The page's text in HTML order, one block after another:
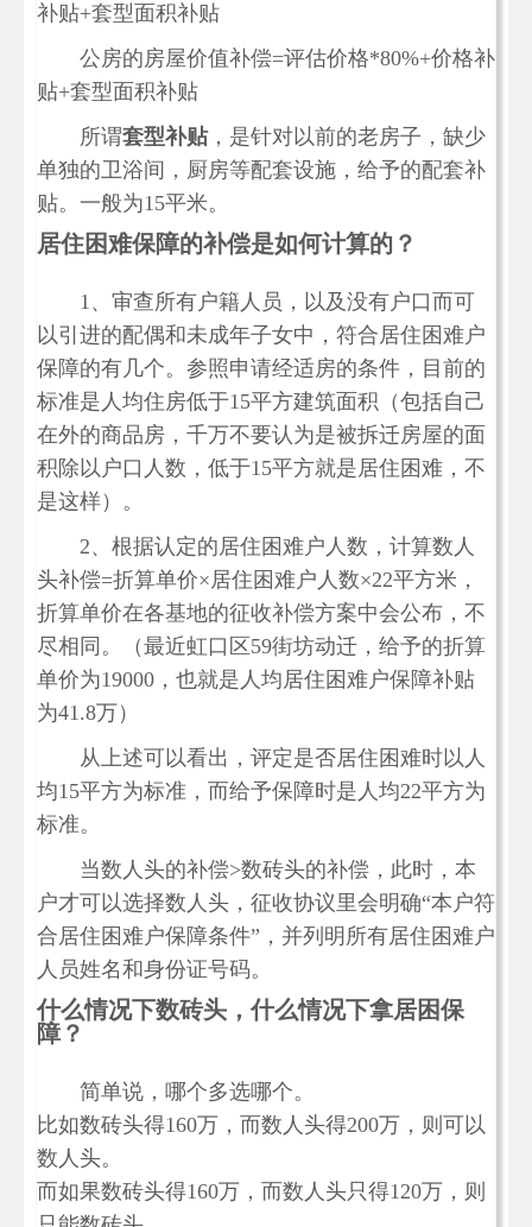
补贴+套型面积补贴
公房的房屋价值补偿=评估价格*80%+价格补
贴+套型面积补贴
所谓套型补贴，是针对以前的老房子，缺少
单独的卫浴间，厨房等配套设施，给予的配套补
贴。一般为15平米。
居住困难保障的补偿是如何计算的？
1、审查所有户籍人员，以及没有户口而可
以引进的配偶和未成年子女中，符合居住困难户
保障的有几个。参照申请经适房的条件，目前的
标准是人均住房低于15平方建筑面积（包括自己
在外的商品房，千万不要认为是被拆迁房屋的面
积除以户口人数，低于15平方就是居住困难，不
是这样）。
2、根据认定的居住困难户人数，计算数人
头补偿=折算单价×居住困难户人数×22平方米，
折算单价在各基地的征收补偿方案中会公布，不
尽相同。（最近虹口区59街坊动迁，给予的折算
单价为19000，也就是人均居住困难户保障补贴
为41.8万）
从上述可以看出，评定是否居住困难时以人
均15平方为标准，而给予保障时是人均22平方为
标准。
当数人头的补偿>数砖头的补偿，此时，本
户才可以选择数人头，征收协议里会明确“本户符
合居住困难户保障条件”，并列明所有居住困难户
人员姓名和身份证号码。
什么情况下数砖头，什么情况下拿居困保
障？
简单说，哪个多选哪个。
比如数砖头得160万，而数人头得200万，则可以
数人头。
而如果数砖头得160万，而数人头只得120万，则